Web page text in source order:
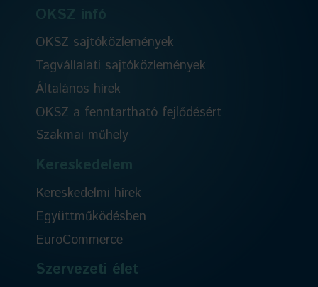
OKSZ infó
OKSZ sajtóközlemények
Tagvállalati sajtóközlemények
Általános hírek
OKSZ a fenntartható fejlődésért
Szakmai műhely
Kereskedelem
Kereskedelmi hírek
Együttműködésben
EuroCommerce
Szervezeti élet